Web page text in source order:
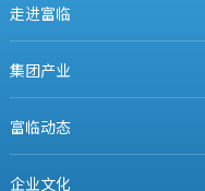
走进富临
集团产业
富临动态
企业文化